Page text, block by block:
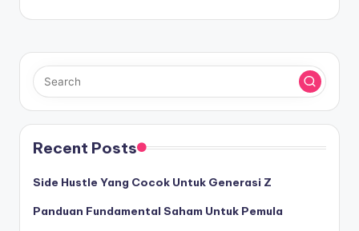
Recent Posts
Side Hustle Yang Cocok Untuk Generasi Z
Panduan Fundamental Saham Untuk Pemula